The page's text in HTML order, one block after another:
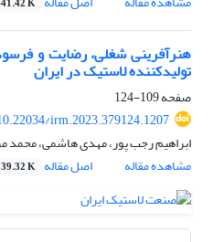
K
هنرآفرینی شغلی، رضایت و
تولیدکننده لاستیک در ایران
صفحه109-124
irm.2023.379124.1207
ابراهیم رجب پور، مهدی هاشمی، محمد
مشاهده مقاله
اصل مقاله K